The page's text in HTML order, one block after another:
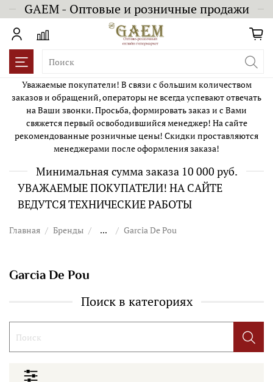
GAEM - Оптовые и розничные продажи
Уважаемые покупатели! В связи с большим количеством
заказов и обращений, операторы не всегда успевают отвечать
на Ваши звонки. Просьба, формировать заказ и с Вами
свяжется первый освободившийся менеджер! На сайте
рекомендованные розничные цены! Скидки проставляются
менеджерами после оформления заказа!
Минимальная сумма заказа 10 000 руб.
УВАЖАЕМЫЕ ПОКУПАТЕЛИ! НА САЙТЕ
ВЕДУТСЯ ТЕХНИЧЕСКИЕ РАБОТЫ
Главная Бренды ... Garcia De Pou
Garcia De Pou
Поиск в категориях